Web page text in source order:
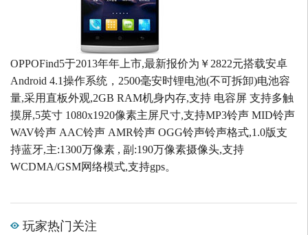
OPPOFind5于2013年年上市,最新报价为￥2822元搭载安卓
Android 4.1操作系统，2500毫安时锂电池(不可拆卸)电池容
量,采用直板外观,2GB RAM机身内存,支持 电容屏 支持多触
摸屏,5英寸 1080x1920像素主屏尺寸,支持MP3铃声 MID铃声
WAV铃声 AAC铃声 AMR铃声 OGG铃声铃声格式,1.0版支
持蓝牙,主:1300万像素 , 副:190万像素摄像头,支持
WCDMA/GSM网络模式,支持gps。
玩家热门关注